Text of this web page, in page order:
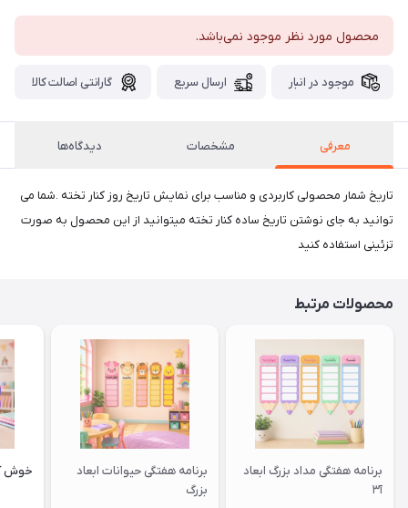
محصول مورد نظر موجود نمی‌باشد.
موجود در انبار ارسال سریع گارانتی اصالت کالا
معرفی مشخصات دیدگاه‌ها
تاریخ شمار محصولی کاربردی و مناسب برای نمایش تاریخ روز کنار تخته .شما می
توانید به جای نوشتن تاریخ ساده کنار تخته میتوانید از این محصول به صورت
تزئینی استفاده کنید
محصولات مرتبط
برنامه هفتگی مداد بزرگ ابعاد
آ۳
برنامه هفتگی حیوانات ابعاد
بزرگ
خوش